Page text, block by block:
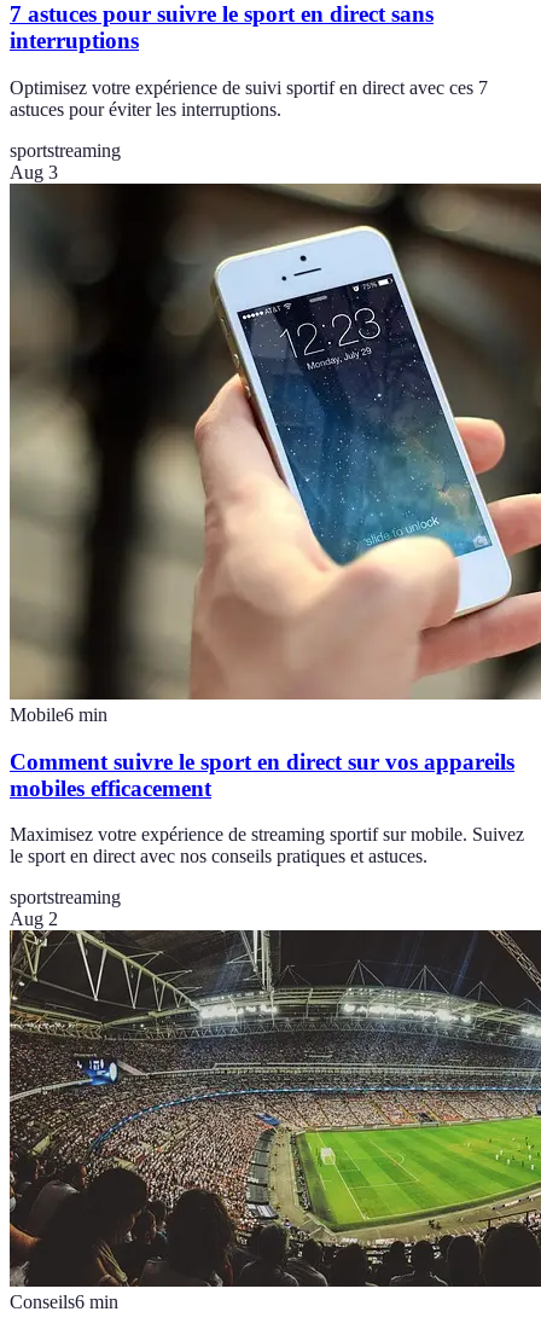
7 astuces pour suivre le sport en direct sans
interruptions
Optimisez votre expérience de suivi sportif en direct avec ces 7
astuces pour éviter les interruptions.
sportstreaming
Aug 3
Mobile6 min
Comment suivre le sport en direct sur vos appareils
mobiles efficacement
Maximisez votre expérience de streaming sportif sur mobile. Suivez
le sport en direct avec nos conseils pratiques et astuces.
sportstreaming
Aug 2
Conseils6 min